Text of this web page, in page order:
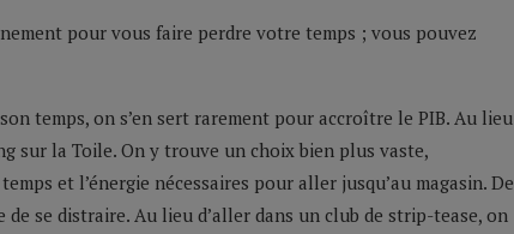
pour vous faire perdre votre temps ; vous pouvez
temps, on s’en sert rarement pour accroître le PIB. Au lieu
sur la Toile. On y trouve un choix bien plus vaste,
et l’énergie nécessaires pour aller jusqu’au magasin. De
se distraire. Au lieu d’aller dans un club de strip-tease, on